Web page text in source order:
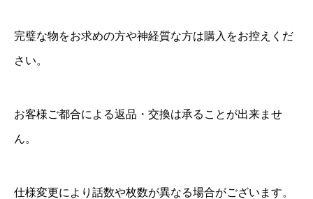
完璧な物をお求めの方や神経質な方は購入をお控えくだ
さい。
お客様ご都合による返品・交換は承ることが出来ませ
ん。
仕様変更により話数や枚数が異なる場合がございます。